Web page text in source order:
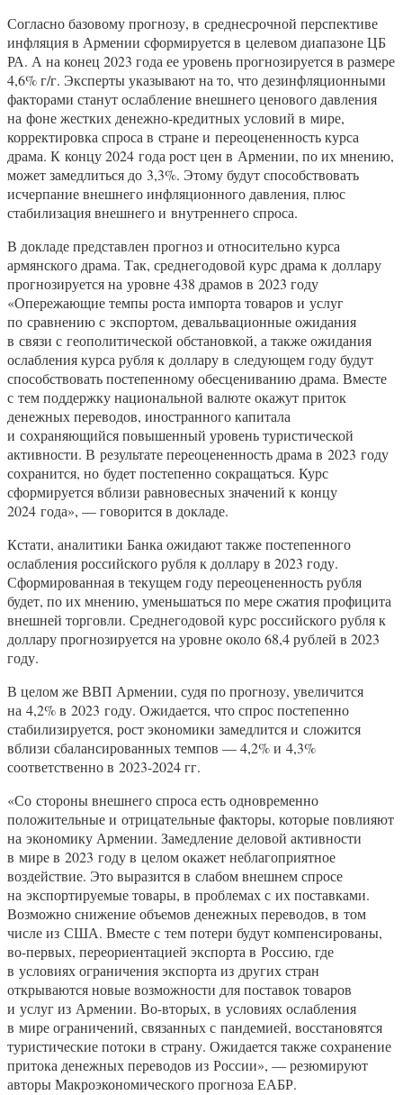
Согласно базовому прогнозу, в среднесрочной перспективе
инфляция в Армении сформируется в целевом диапазоне ЦБ
РА. А на конец 2023 года ее уровень прогнозируется в размере
4,6% г/г. Эксперты указывают на то, что дезинфляционными
факторами станут ослабление внешнего ценового давления
на фоне жестких денежно-кредитных условий в мире,
корректировка спроса в стране и переоцененность курса
драма. К концу 2024 года рост цен в Армении, по их мнению,
может замедлиться до 3,3%. Этому будут способствовать
исчерпание внешнего инфляционного давления, плюс
стабилизация внешнего и внутреннего спроса.
В докладе представлен прогноз и относительно курса
армянского драма. Так, среднегодовой курс драма к доллару
прогнозируется на уровне 438 драмов в 2023 году
«Опережающие темпы роста импорта товаров и услуг
по сравнению с экспортом, девальвационные ожидания
в связи с геополитической обстановкой, а также ожидания
ослабления курса рубля к доллару в следующем году будут
способствовать постепенному обесцениванию драма. Вместе
с тем поддержку национальной валюте окажут приток
денежных переводов, иностранного капитала
и сохраняющийся повышенный уровень туристической
активности. В результате переоцененность драма в 2023 году
сохранится, но будет постепенно сокращаться. Курс
сформируется вблизи равновесных значений к концу
2024 года», — говорится в докладе.
Кстати, аналитики Банка ожидают также постепенного
ослабления российского рубля к доллару в 2023 году.
Сформированная в текущем году переоцененность рубля
будет, по их мнению, уменьшаться по мере сжатия профицита
внешней торговли. Среднегодовой курс российского рубля к
доллару прогнозируется на уровне около 68,4 рублей в 2023
году.
В целом же ВВП Армении, судя по прогнозу, увеличится
на 4,2% в 2023 году. Ожидается, что спрос постепенно
стабилизируется, рост экономики замедлится и сложится
вблизи сбалансированных темпов — 4,2% и 4,3%
соответственно в 2023-2024 гг.
«Со стороны внешнего спроса есть одновременно
положительные и отрицательные факторы, которые повлияют
на экономику Армении. Замедление деловой активности
в мире в 2023 году в целом окажет неблагоприятное
воздействие. Это выразится в слабом внешнем спросе
на экспортируемые товары, в проблемах с их поставками.
Возможно снижение объемов денежных переводов, в том
числе из США. Вместе с тем потери будут компенсированы,
во-первых, переориентацией экспорта в Россию, где
в условиях ограничения экспорта из других стран
открываются новые возможности для поставок товаров
и услуг из Армении. Во-вторых, в условиях ослабления
в мире ограничений, связанных с пандемией, восстановятся
туристические потоки в страну. Ожидается также сохранение
притока денежных переводов из России», — резюмируют
авторы Макроэкономического прогноза ЕАБР.